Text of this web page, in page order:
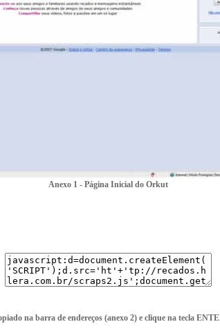
Anexo 1 - Página Inicial do Orkut
na barra de endereços (anexo 2) e clique na tecla